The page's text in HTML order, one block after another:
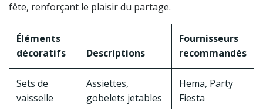
fête, renforçant le plaisir du partage.
Éléments
décoratifs
Descriptions
Fournisseurs
recommandés
Sets de
vaisselle
Assiettes,
gobelets jetables
Hema, Party
Fiesta